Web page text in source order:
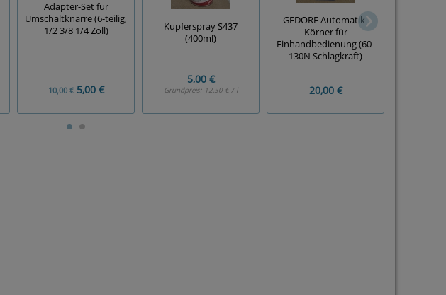
Adapter-Set für
Umschaltknarre (6-teilig,
1/2 3/8 1/4 Zoll)
10,00 €5,00 €
Kupferspray S437
(400ml)
5,00 €
Grundpreis: 12,50 € / l
GEDORE Automatik-
Körner für
Einhandbedienung (60-
130N Schlagkraft)
20,00 €